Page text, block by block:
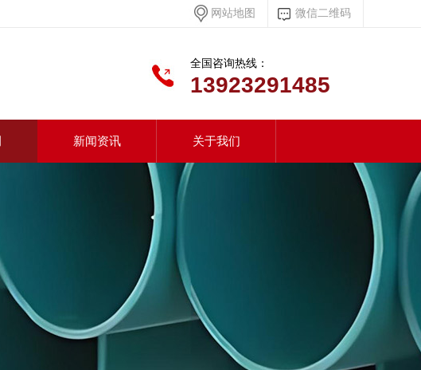
网站地图 微信二维码
全国咨询热线：
13923291485
新闻资讯 关于我们